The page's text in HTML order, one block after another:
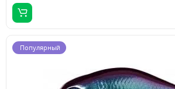
Популярный